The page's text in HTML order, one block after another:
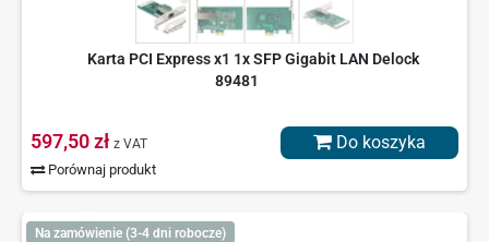
Karta PCI Express x1 1x SFP Gigabit LAN Delock
89481
597,50 zł z VAT
Porównaj produkt
Do koszyka
Na zamówienie (3-4 dni robocze)